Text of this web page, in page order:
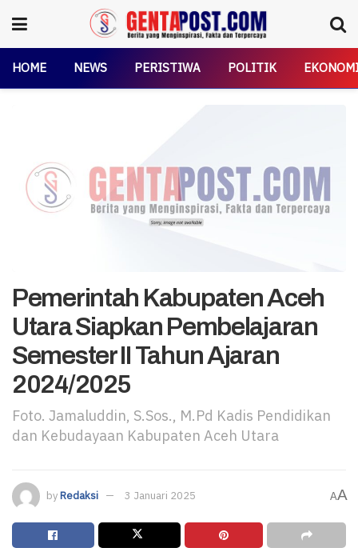
HOME NEWS PERISTIWA POLITIK
Pemerintah Kabupaten Aceh
Utara Siapkan Pembelajaran
Semester II Tahun Ajaran
2024/2025
Foto. Jamaluddin, S.Sos., M.Pd Kadis Pendidikan
dan Kebudayaan Kabupaten Aceh Utara
byRedaksi 3 Januari 2025 AA